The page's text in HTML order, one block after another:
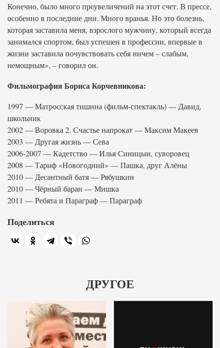
Конечно, было много преувеличений на этот счет. В прессе,
особенно в последние дни. Много вранья. Но это болезнь,
которая заставила меня, взрослого мужчину, который всегда
занимался спортом, был успешен в профессии, впервые в
жизни заставила почувствовать себя ничем – слабым,
немощным», – говорил он.
Фильмография Бориса Корчевникова:
1997 — Матросская тишина (фильм-спектакль) — Давид,
школьник
2002 — Воровка 2. Счастье напрокат — Максим Макеев
2003 — Другая жизнь — Сева
2006-2007 — Кадетство — Илья Синицын, суворовец
2008 — Тариф «Новогодний» — Пашка, друг Алёны
2010 — Десантный батя — Рябушкин
2010 — Чёрный баран — Мишка
2011 — Ребята и Параграф — Параграф
Поделиться
ДРУГОЕ